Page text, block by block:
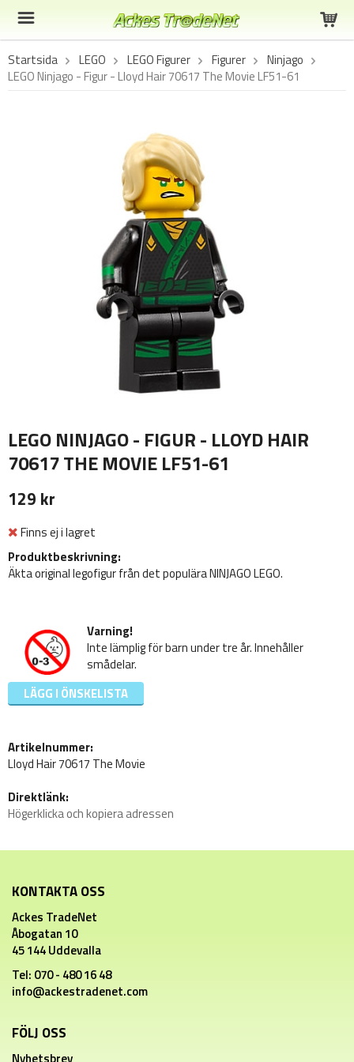
Startsida LEGO LEGO Figurer Figurer
Ninjago
LEGO Ninjago - Figur - Lloyd Hair 70617 The Movie LF51-61
LEGO NINJAGO - FIGUR - LLOYD HAIR
70617 THE MOVIE LF51-61
129 kr
Finns ej i lagret
Produktbeskrivning:
Äkta original legofigur från det populära NINJAGO LEGO.
Varning!
Inte lämplig för barn under tre år. Innehåller
smådelar.
LÄGG I ÖNSKELISTA
Artikelnummer:
Lloyd Hair 70617 The Movie
Direktlänk:
Högerklicka och kopiera adressen
KONTAKTA OSS
Ackes TradeNet
Åbogatan 10
45 144 Uddevalla
Tel: 070 - 480 16 48
info@ackestradenet.com
FÖLJ OSS
Nyhetsbrev